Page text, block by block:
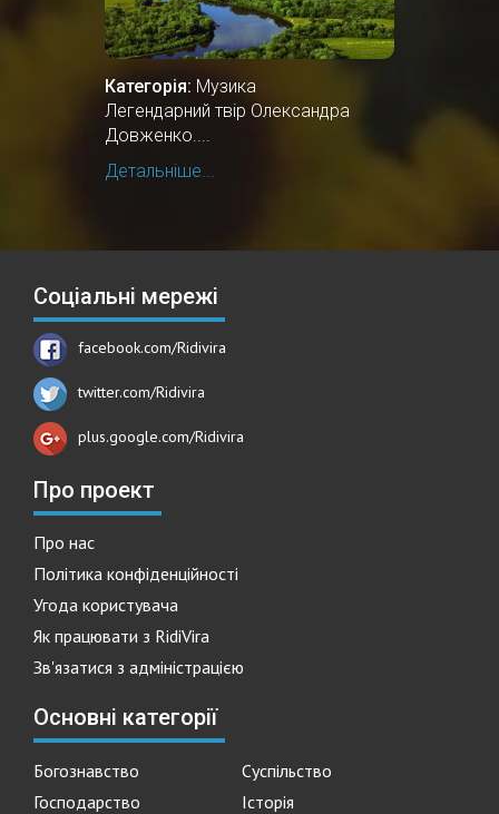
Категорія: Музика
Легендарний твір Олександра
Довженко....
Детальніше...
Соціальні мережі
facebook.com/Ridivira
twitter.com/Ridivira
plus.google.com/Ridivira
Про проект
Про нас
Політика конфіденційності
Угода користувача
Як працювати з RidiVira
Зв'язатися з адміністрацією
Основні категорії
Богознавство
Суспільство
Господарство
Історія